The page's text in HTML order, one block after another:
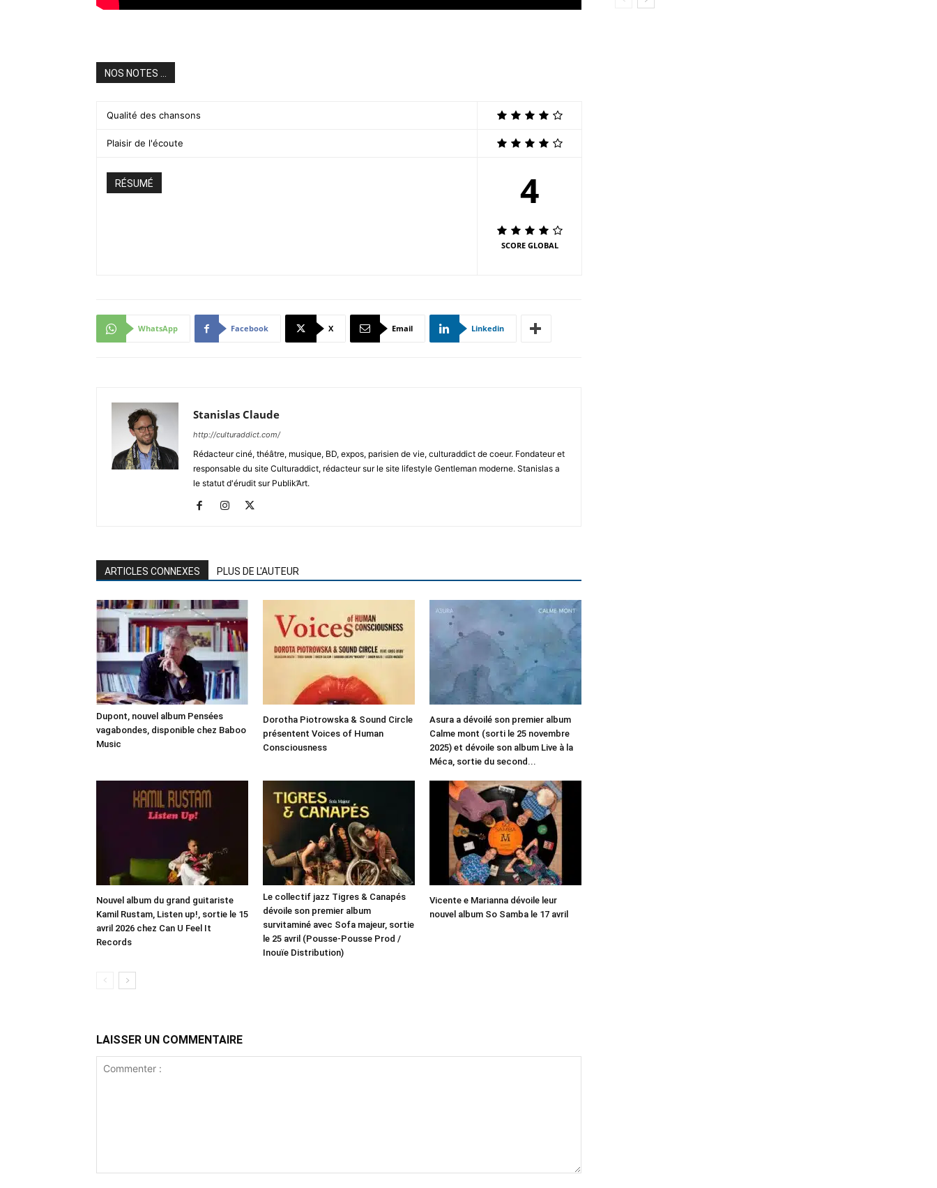
NOS NOTES ...
Qualité des chansons
Plaisir de l'écoute
RÉSUMÉ 4
SCORE GLOBAL
WhatsApp Facebook X Email Linkedin
Stanislas Claude
http://culturaddict.com/
Rédacteur ciné, théâtre, musique, BD, expos, parisien de vie, culturaddict de coeur. Fondateur et
responsable du site Culturaddict, rédacteur sur le site lifestyle Gentleman moderne. Stanislas a
le statut d'érudit sur Publik’Art.
ARTICLES CONNEXES PLUS DE L'AUTEUR
Dupont, nouvel album Pensées
vagabondes, disponible chez Baboo
Music
Dorotha Piotrowska & Sound Circle
présentent Voices of Human
Consciousness
Asura a dévoilé son premier album
Calme mont (sorti le 25 novembre
2025) et dévoile son album Live à la
Méca, sortie du second...
Nouvel album du grand guitariste
Kamil Rustam, Listen up!, sortie le 15
avril 2026 chez Can U Feel It
Records
Le collectif jazz Tigres & Canapés
dévoile son premier album
survitaminé avec Sofa majeur, sortie
le 25 avril (Pousse-Pousse Prod /
Inouïe Distribution)
Vicente e Marianna dévoile leur
nouvel album So Samba le 17 avril
LAISSER UN COMMENTAIRE